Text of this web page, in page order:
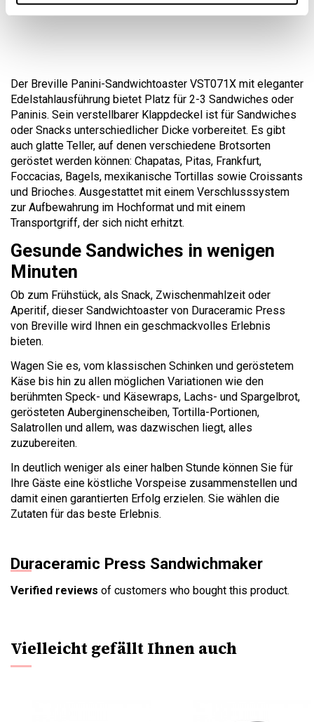
Der Breville Panini-Sandwichtoaster VST071X mit eleganter
Edelstahlausführung bietet Platz für 2-3 Sandwiches oder
Paninis. Sein verstellbarer Klappdeckel ist für Sandwiches
oder Snacks unterschiedlicher Dicke vorbereitet. Es gibt
auch glatte Teller, auf denen verschiedene Brotsorten
geröstet werden können: Chapatas, Pitas, Frankfurt,
Foccacias, Bagels, mexikanische Tortillas sowie Croissants
und Brioches. Ausgestattet mit einem Verschlusssystem
zur Aufbewahrung im Hochformat und mit einem
Transportgriff, der sich nicht erhitzt.
Gesunde Sandwiches in wenigen
Minuten
Ob zum Frühstück, als Snack, Zwischenmahlzeit oder
Aperitif, dieser Sandwichtoaster von Duraceramic Press
von Breville wird Ihnen ein geschmackvolles Erlebnis
bieten.
Wagen Sie es, vom klassischen Schinken und geröstetem
Käse bis hin zu allen möglichen Variationen wie den
berühmten Speck- und Käsewraps, Lachs- und Spargelbrot,
gerösteten Auberginenscheiben, Tortilla-Portionen,
Salatrollen und allem, was dazwischen liegt, alles
zuzubereiten.
In deutlich weniger als einer halben Stunde können Sie für
Ihre Gäste eine köstliche Vorspeise zusammenstellen und
damit einen garantierten Erfolg erzielen. Sie wählen die
Zutaten für das beste Erlebnis.
Duraceramic Press Sandwichmaker
Verified reviews of customers who bought this product.
Vielleicht gefällt Ihnen auch